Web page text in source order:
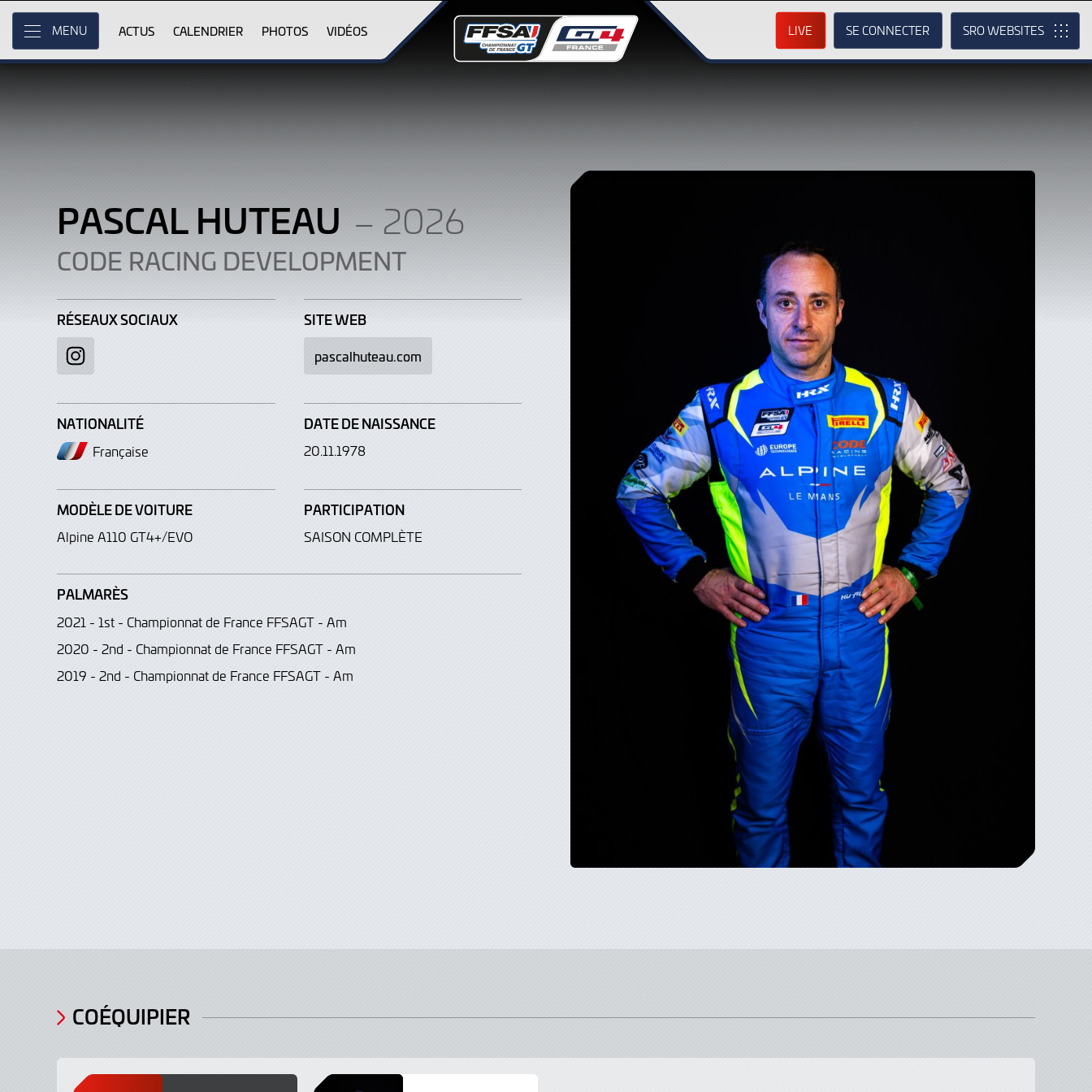
Skip
Main
Content
MENU ACTUS CALENDRIER PHOTOS VIDÉOS LIVE SE CONNECTER SRO
Pascal
Huteau
PASCAL HUTEAU – 2026
CODE RACING DEVELOPMENT
RÉSEAUX SOCIAUX
Instagram
SITE WEB
pascalhuteau.com
NATIONALITÉ
Française
DATE DE NAISSANCE
20.11.1978
MODÈLE DE VOITURE
Alpine A110 GT4+/EVO
PARTICIPATION
SAISON COMPLÈTE
PALMARÈS
2021 - 1st - Championnat de France FFSAGT - Am
2020 - 2nd - Championnat de France FFSAGT - Am
2019 - 2nd - Championnat de France FFSAGT - Am
COÉQUIPIER